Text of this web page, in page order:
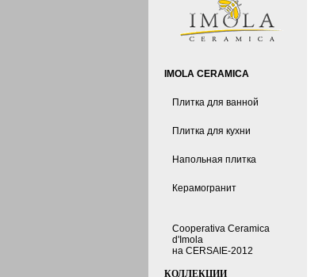
IMOLA CERAMICA
Плитка для ванной
Плитка для кухни
Напольная плитка
Керамогранит
Cooperativa Ceramica
d'Imola
на CERSAIE-2012
КОЛЛЕКЦИИ